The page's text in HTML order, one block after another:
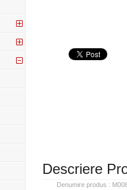
Descriere
Denumire produs :